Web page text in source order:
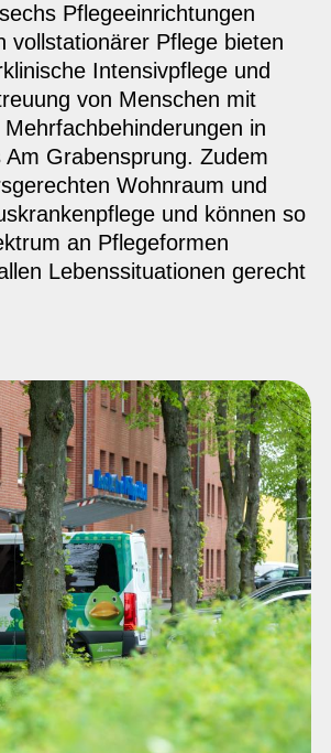
Pflegeeinrichtungen
vollstationärer Pflege bieten
Intensivpflege und
von Menschen mit
in
Am Grabensprung. Zudem
Wohnraum und
und können so
an Pflegeformen
Lebenssituationen gerecht